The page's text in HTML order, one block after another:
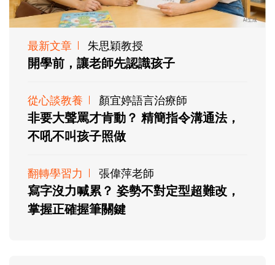
最新文章 朱思穎教授
開學前，讓老師先認識孩子
從心談教養 顏宜婷語言治療師
非要大聲罵才肯動？ 精簡指令溝通法，
不吼不叫孩子照做
翻轉學習力 張偉萍老師
寫字沒力喊累？ 姿勢不對定型超難改，
掌握正確握筆關鍵